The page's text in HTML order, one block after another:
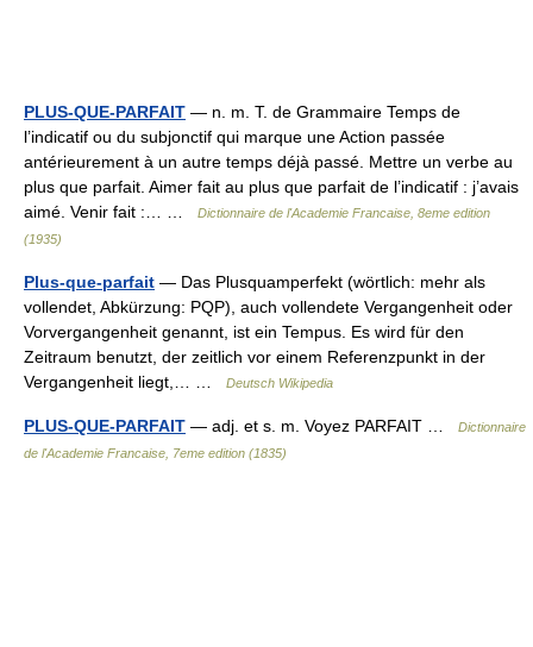
PLUS-QUE-PARFAIT — n. m. T. de Grammaire Temps de
l’indicatif ou du subjonctif qui marque une Action passée
antérieurement à un autre temps déjà passé. Mettre un verbe au
plus que parfait. Aimer fait au plus que parfait de l’indicatif : j’avais
aimé. Venir fait :… …
Dictionnaire de l'Academie Francaise, 8eme edition
(1935)
Plus-que-parfait — Das Plusquamperfekt (wörtlich: mehr als
vollendet, Abkürzung: PQP), auch vollendete Vergangenheit oder
Vorvergangenheit genannt, ist ein Tempus. Es wird für den
Zeitraum benutzt, der zeitlich vor einem Referenzpunkt in der
Vergangenheit liegt,… …
Deutsch Wikipedia
PLUS-QUE-PARFAIT — adj. et s. m. Voyez PARFAIT …
Dictionnaire
de l'Academie Francaise, 7eme edition (1835)